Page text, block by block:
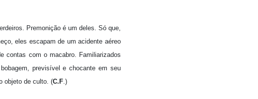
Premonição é um deles. Só que,
eles escapam de um acidente aéreo
contas com o macabro. Familiarizados
previsível e chocante em seu
objeto de culto. (C.F.)